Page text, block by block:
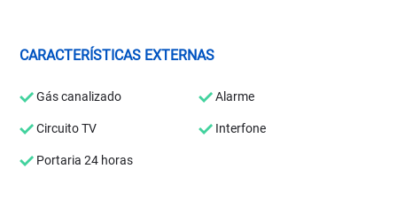
CARACTERÍSTICAS EXTERNAS
Gás canalizado Alarme
Circuito TV Interfone
Portaria 24 horas